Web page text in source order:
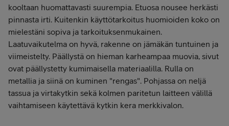
kooltaan huomattavasti suurempia. Etuosa nousee herkästi
pinnasta irti. Kuitenkin käyttötarkoitus huomioiden koko on
mielestäni sopiva ja tarkoituksenmukainen.
Laatuvaikutelma on hyvä, rakenne on jämäkän tuntuinen ja
viimeistelty. Päällystä on hieman karheampaa muovia, sivut
ovat päällystetty kumimaisella materiaalilla. Rulla on
metallia ja siinä on kuminen "rengas". Pohjassa on neljä
tassua ja virtakytkin sekä kolmen paritetun laitteen välillä
vaihtamiseen käytettävä kytkin kera merkkivalon.